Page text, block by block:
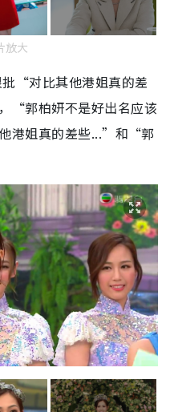
放大
“对比其他港姐真的差
“郭柏妍不是好出名应该
港姐真的差些...”和“郭